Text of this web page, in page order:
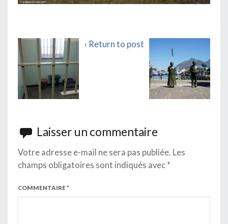
‹ Return to post
Laisser un commentaire
Votre adresse e-mail ne sera pas publiée. Les
champs obligatoires sont indiqués avec *
COMMENTAIRE*